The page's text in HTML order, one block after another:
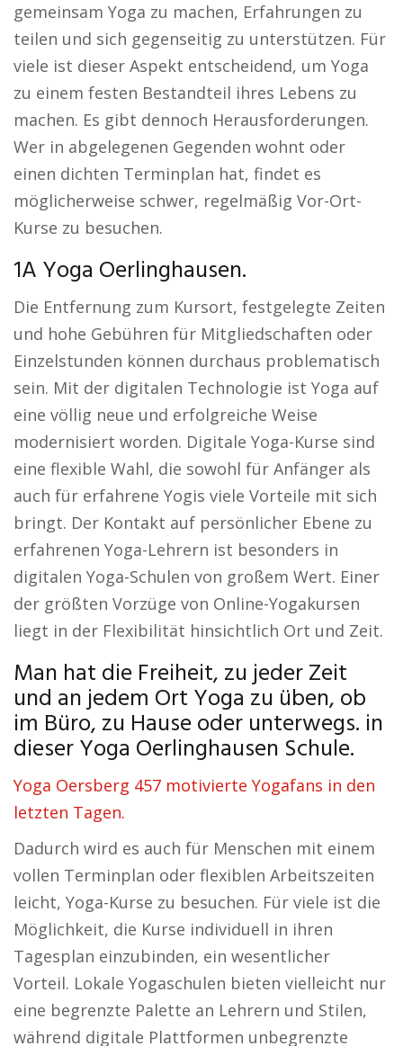
gemeinsam Yoga zu machen, Erfahrungen zu
teilen und sich gegenseitig zu unterstützen. Für
viele ist dieser Aspekt entscheidend, um Yoga
zu einem festen Bestandteil ihres Lebens zu
machen. Es gibt dennoch Herausforderungen.
Wer in abgelegenen Gegenden wohnt oder
einen dichten Terminplan hat, findet es
möglicherweise schwer, regelmäßig Vor-Ort-
Kurse zu besuchen.
1A Yoga Oerlinghausen.
Die Entfernung zum Kursort, festgelegte Zeiten
und hohe Gebühren für Mitgliedschaften oder
Einzelstunden können durchaus problematisch
sein. Mit der digitalen Technologie ist Yoga auf
eine völlig neue und erfolgreiche Weise
modernisiert worden. Digitale Yoga-Kurse sind
eine flexible Wahl, die sowohl für Anfänger als
auch für erfahrene Yogis viele Vorteile mit sich
bringt. Der Kontakt auf persönlicher Ebene zu
erfahrenen Yoga-Lehrern ist besonders in
digitalen Yoga-Schulen von großem Wert. Einer
der größten Vorzüge von Online-Yogakursen
liegt in der Flexibilität hinsichtlich Ort und Zeit.
Man hat die Freiheit, zu jeder Zeit
und an jedem Ort Yoga zu üben, ob
im Büro, zu Hause oder unterwegs. in
dieser Yoga Oerlinghausen Schule.
Yoga Oersberg 457 motivierte Yogafans in den
letzten Tagen.
Dadurch wird es auch für Menschen mit einem
vollen Terminplan oder flexiblen Arbeitszeiten
leicht, Yoga-Kurse zu besuchen. Für viele ist die
Möglichkeit, die Kurse individuell in ihren
Tagesplan einzubinden, ein wesentlicher
Vorteil. Lokale Yogaschulen bieten vielleicht nur
eine begrenzte Palette an Lehrern und Stilen,
während digitale Plattformen unbegrenzte